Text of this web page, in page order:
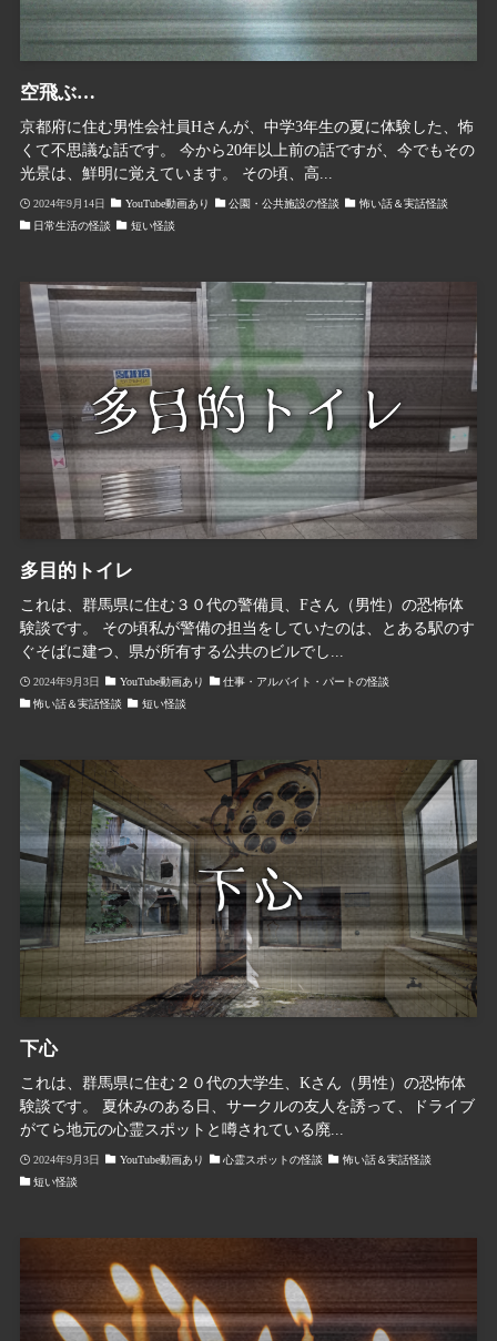
空飛ぶ…
京都府に住む男性会社員Hさんが、中学3年生の夏に体験した、怖
くて不思議な話です。 今から20年以上前の話ですが、今でもその
光景は、鮮明に覚えています。 その頃、高...
2024年9月14日 YouTube動画あり 公園・公共施設の怪談
怖い話＆実話怪談
日常生活の怪談
短い怪談
多目的トイレ
これは、群馬県に住む３０代の警備員、Fさん（男性）の恐怖体
験談です。 その頃私が警備の担当をしていたのは、とある駅のす
ぐそばに建つ、県が所有する公共のビルでし...
2024年9月3日 YouTube動画あり
仕事・アルバイト・パートの怪談
怖い話＆実話怪談
短い怪談
下心
これは、群馬県に住む２０代の大学生、Kさん（男性）の恐怖体
験談です。 夏休みのある日、サークルの友人を誘って、ドライブ
がてら地元の心霊スポットと噂されている廃...
2024年9月3日 YouTube動画あり 心霊スポットの怪談
怖い話＆実話怪談
短い怪談